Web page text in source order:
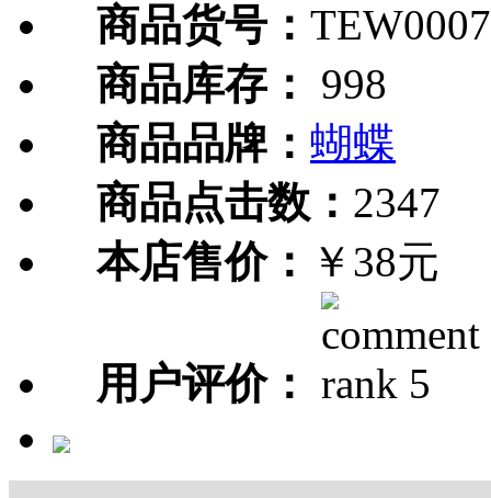
商品货号：
商品库存：
998
商品品牌： 蝴蝶
商品点击数： 2347
本店售价： ￥38元
用户评价：